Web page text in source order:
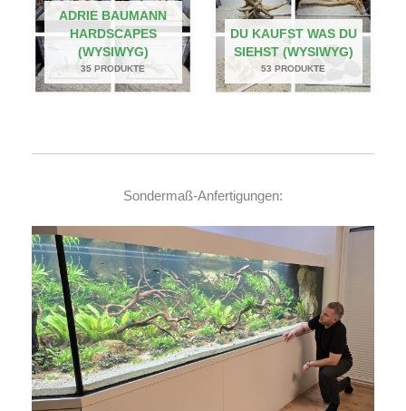
ADRIE BAUMANN
HARDSCAPES
(WYSIWYG)
35 PRODUKTE
DU KAUFST WAS DU
SIEHST (WYSIWYG)
53 PRODUKTE
Sondermaß-Anfertigungen: